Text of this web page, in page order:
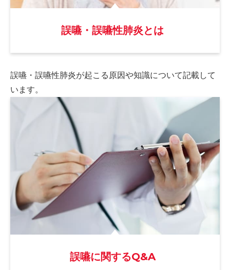
誤嚥・誤嚥性肺炎とは
誤嚥・誤嚥性肺炎が起こる原因や知識について記載して
います。
誤嚥に関するQ&A